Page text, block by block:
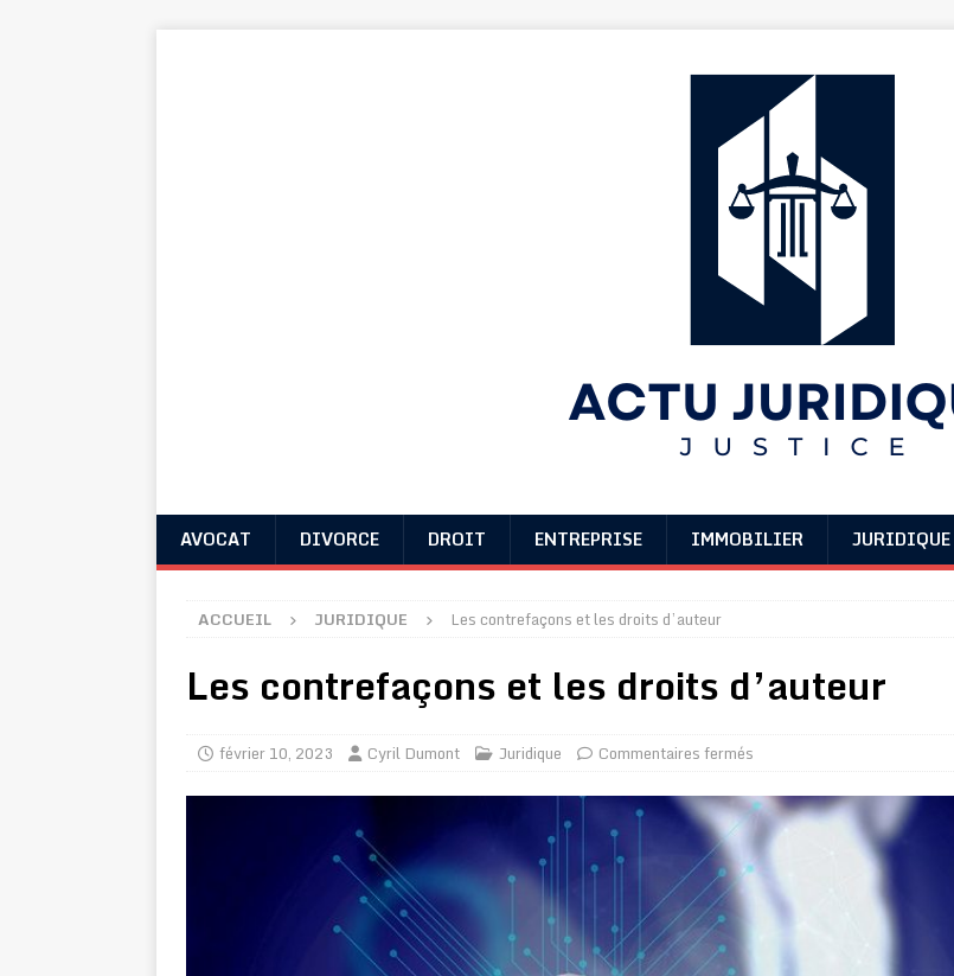
AVOCAT DIVORCE DROIT ENTREPRISE IMMOBILIER JURIDIQUE
ACCUEIL JURIDIQUE Les contrefaçons et les droits d’auteur
Les contrefaçons et les droits d’auteur
février 10, 2023 Cyril Dumont Juridique Commentaires fermés